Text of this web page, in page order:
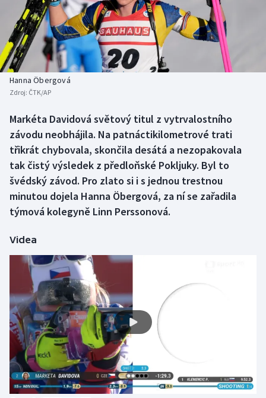
Baseball a softbal
Basketbal
Biatlon
Box
Curling
Dostihy
Golf
Gymnastika
Házená
Jezdectví
Judo
Soutěže
Historické návraty
Aplikace ČT sport
Hanna Öbergová
Zdroj: ČTK/AP
Markéta Davidová světový titul z vytrvalostního
závodu neobhájila. Na patnáctikilometrové trati
třikrát chybovala, skončila desátá a nezopakovala
tak čistý výsledek z předloňské Pokljuky. Byl to
švédský závod. Pro zlato si i s jednou trestnou
minutou dojela Hanna Öbergová, za ní se zařadila
týmová kolegyně Linn Perssonová.
Videa